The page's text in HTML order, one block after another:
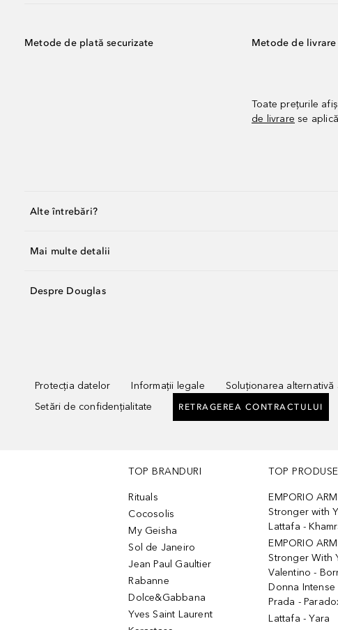
Metode de plată securizate Metode de livrare
Toate prețurile
de livrare se
Alte întrebări?
Mai multe detalii
Despre Douglas
Protecția datelor Informații legale Soluționarea alternativă
Setări de confidențialitate
RETRAGEREA CONTRACTULUI
TOP BRANDURI
Rituals
Cocosolis
My Geisha
Sol de Janeiro
Jean Paul Gaultier
Rabanne
Dolce&Gabbana
Yves Saint Laurent
TOP PRODUSE
EMPORIO
Stronger with
Lattafa -
EMPORIO
Stronger With
Valentino -
Donna Intense
Prada -
Lattafa - Yara